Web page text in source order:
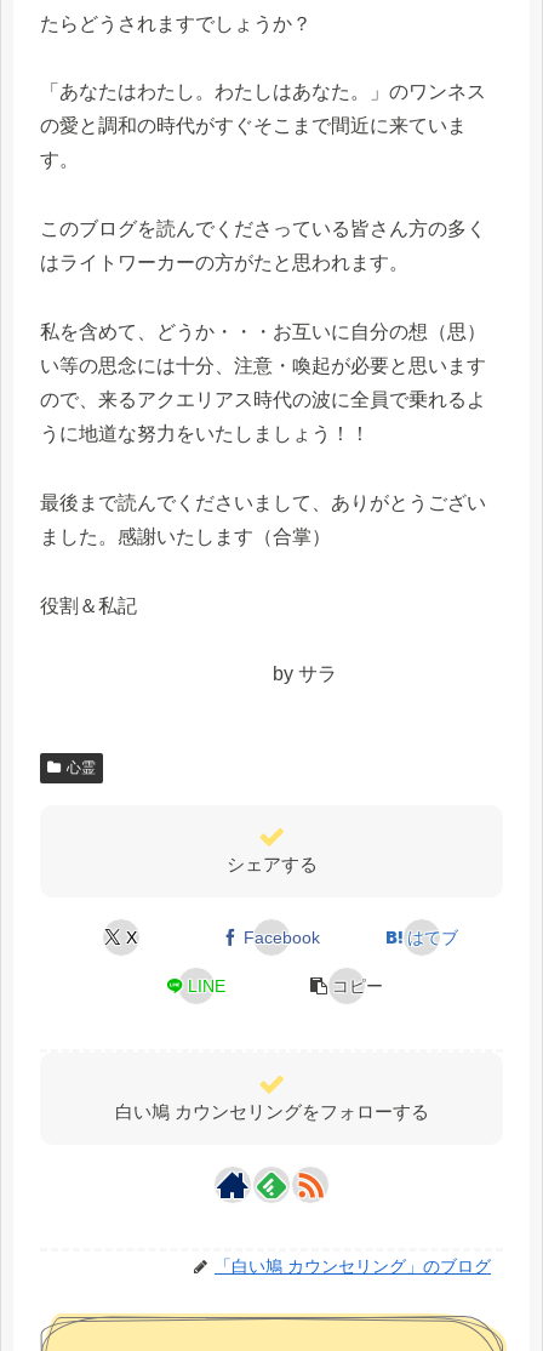
たらどうされますでしょうか？
「あなたはわたし。わたしはあなた。」のワンネス
の愛と調和の時代がすぐそこまで間近に来ていま
す。
このブログを読んでくださっている皆さん方の多く
はライトワーカーの方がたと思われます。
私を含めて、どうか・・・お互いに自分の想（思）
い等の思念には十分、注意・喚起が必要と思います
ので、来るアクエリアス時代の波に全員で乗れるよ
うに地道な努力をいたしましょう！！
最後まで読んでくださいまして、ありがとうござい
ました。感謝いたします（合掌）
役割＆私記
by サラ
心霊
シェアする
X Facebook はてブ
LINE コピー
白い鳩 カウンセリングをフォローする
「白い鳩 カウンセリング」のブログ